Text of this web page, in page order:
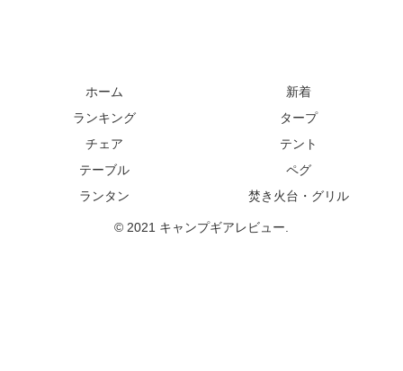
ホーム
新着
ランキング
タープ
チェア
テント
テーブル
ペグ
ランタン
焚き火台・グリル
© 2021 キャンプギアレビュー.